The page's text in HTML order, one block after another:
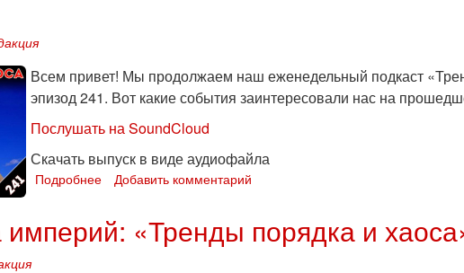
Всем привет! Мы продолжаем наш еженедельный подкаст
эпизод 241. Вот какие события заинтересовали нас на
Послушать на SoundCloud
Скачать выпуск в виде аудиофайла
Подробнее
гуманность!
Добавить комментарий
империй: «Тренды порядка и